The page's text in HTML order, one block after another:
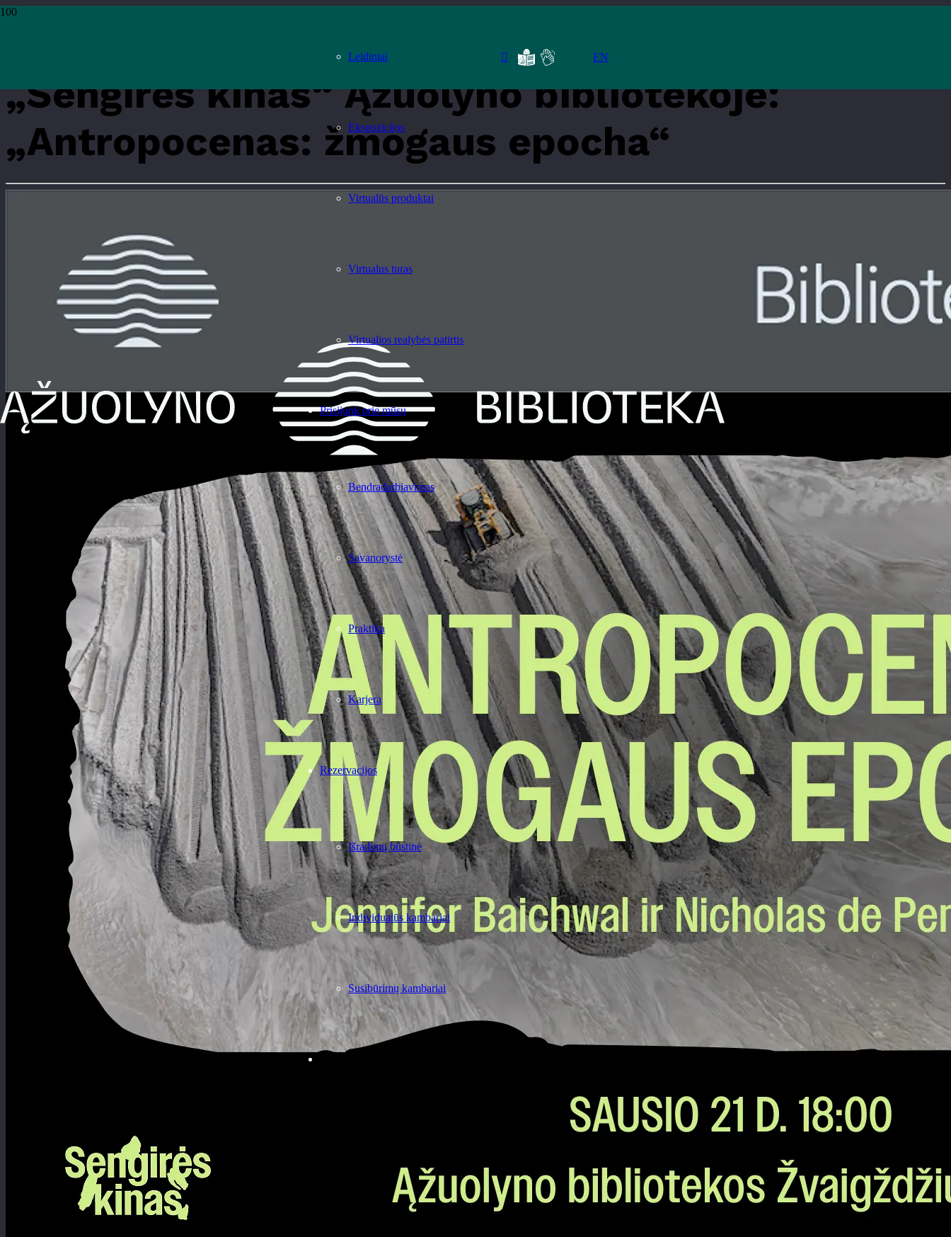
Leidiniai
Ekspozicijos
Virtualūs produktai
Virtualus turas
Virtualios realybės patirtis
Prisijunk prie mūsų
Bendradarbiavimas
Savanorystė
Praktika
Karjera
Rezervacijos
Išradimų būstinė
Individualūs kambariai
Susibūrimų kambariai
EN
Pradžia
„Sengirės kinas“ Ąžuolyno bibliotekoje:
„Antropocenas: žmogaus epocha“